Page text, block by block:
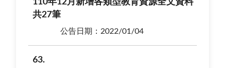
110年12月新增各類型教育資源全文資料
共27筆
公告日期：2022/01/04
63